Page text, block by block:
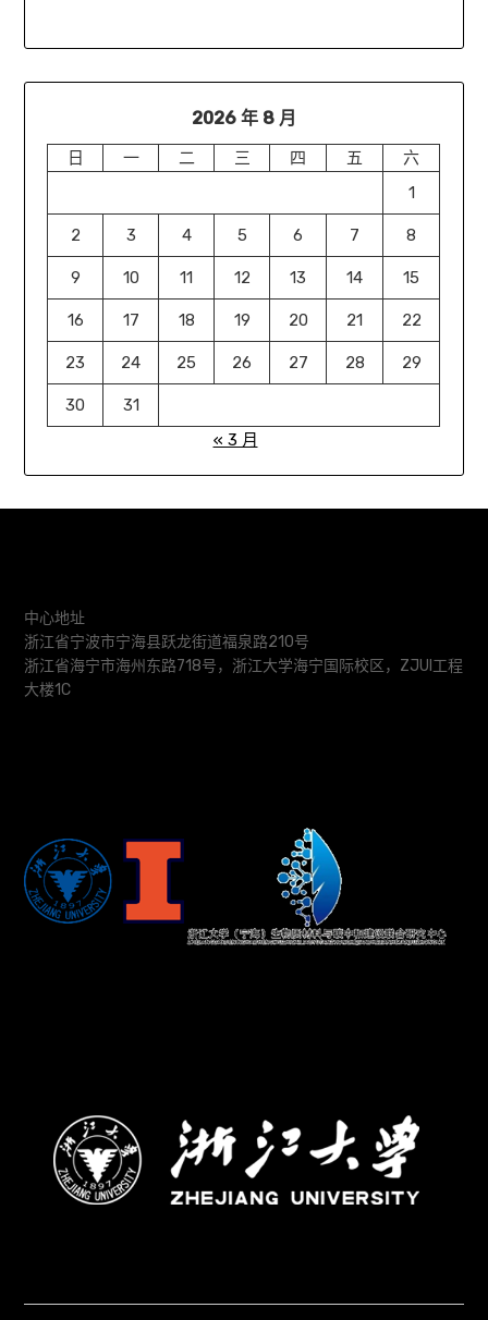
2026 年 8 月
日 一 二 三 四 五
六
1
2 3 4 5 6 7 8
9 10 11 12 13 14 15
16 17 18 19 20 21 22
23 24 25 26 27 28 29
30
31
« 3 月
中心地址
浙江省宁波市宁海县跃龙街道福泉路210号
浙江省海宁市海州东路718号，浙江大学海宁国际校区，ZJUI工程
大楼1C